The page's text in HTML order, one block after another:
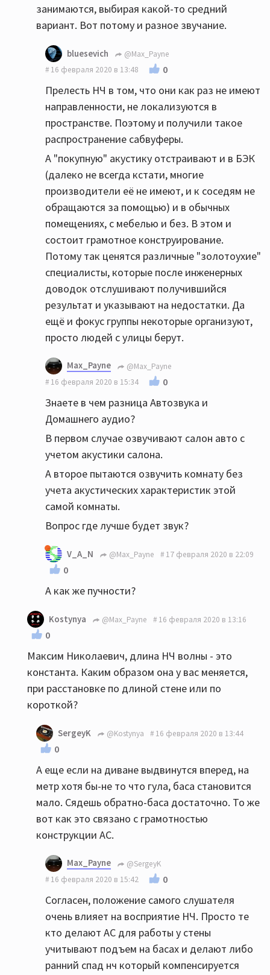
занимаются, выбирая какой-то средний
вариант. Вот потому и разное звучание.
bluesevich
@Max_Payne
16 февраля 2020 в 13:48
0
Прелесть НЧ в том, что они как раз не имеют
направленности, не локализуются в
пространстве. Поэтому и получили такое
распространение сабвуферы.
А "покупную" акустику отстраивают и в БЭК
(далеко не всегда кстати, многие
производители её не имеют, и к соседям не
обращаются за помощью) и в обычных
помещениях, с мебелью и без. В этом и
состоит грамотное конструирование.
Потому так ценятся различные "золотоухие"
специалисты, которые после инженерных
доводок отслушивают получившийся
результат и указывают на недостатки. Да
ещё и фокус группы некоторые организуют,
просто людей с улицы берут.
Max_Payne
@Max_Payne
16 февраля 2020 в 15:34
0
Знаете в чем разница Автозвука и
Домашнего аудио?
В первом случае озвучивают салон авто с
учетом акустики салона.
А второе пытаются озвучить комнату без
учета акустических характеристик этой
самой комнаты.
Вопрос где лучше будет звук?
V_A_N @Max_Payne 17 февраля 2020 в 22:09
0
А как же пучности?
Kostynya @Max_Payne 16 февраля 2020 в 13:16
0
Максим Николаевич, длина НЧ волны - это
константа. Каким образом она у вас меняется,
при расстановке по длиной стене или по
короткой?
SergeyK @Kostynya 16 февраля 2020 в 13:44
0
А еще если на диване выдвинутся вперед, на
метр хотя бы-не то что гула, баса становится
мало. Сядешь обратно-баса достаточно. То же
вот как это связано с грамотностью
конструкции АС.
Max_Payne
@SergeyK
16 февраля 2020 в 15:42
0
Согласен, положение самого слушателя
очень влияет на восприятие НЧ. Просто те
кто делают АС для работы у стены
учитывают подъем на басах и делают либо
ранний спад нч который компенсируется